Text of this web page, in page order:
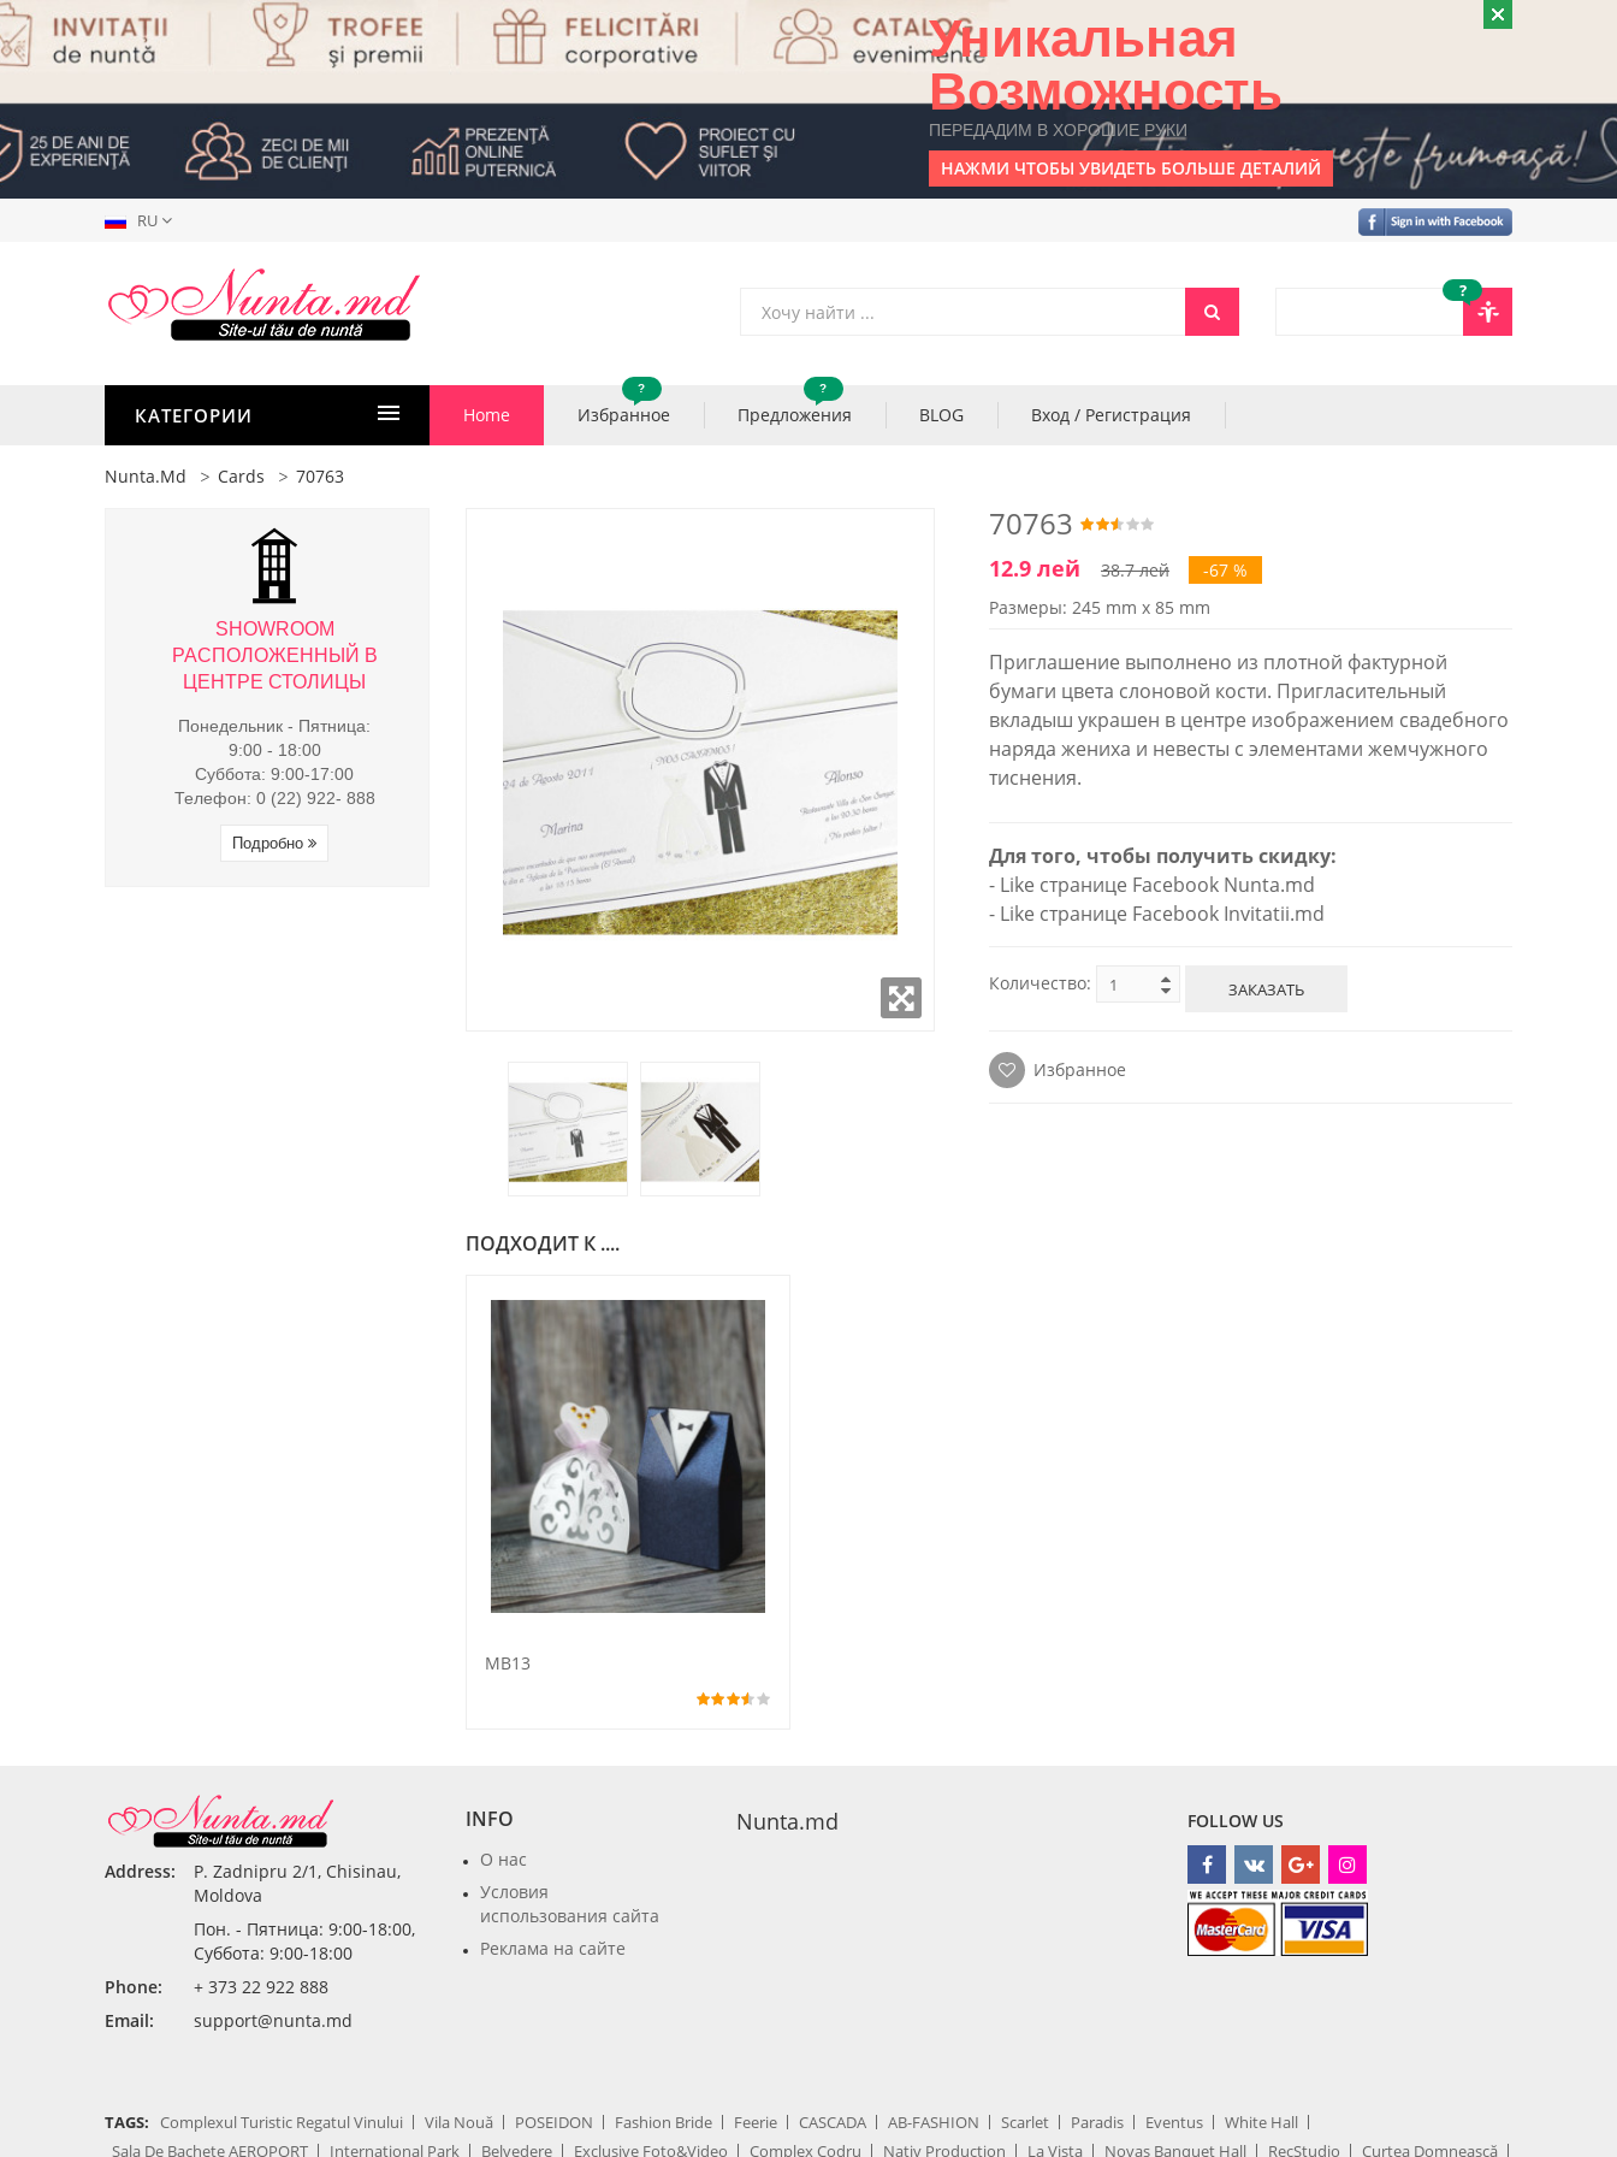
Уникальная
Возможность
ПЕРЕДАДИМ В ХОРОШИЕ РУКИ
НАЖМИ ЧТОБЫ УВИДЕТЬ БОЛЬШЕ ДЕТАЛИЙ
RU
?
КАТЕГОРИИ Home Избранное
?
Предложения
?
BLOG Вход / Регистрация
Nunta.md Cards 70763
70763
12.9 лей 38.7 лей
-67 %
Размеры: 245 mm x 85 mm
Приглашение выполнено из плотной фактурной
бумаги цвета слоновой кости. Пригласительный
вкладыш украшен в центре изображением свадебного
наряда жениха и невесты с элементами жемчужного
тиснения.
Для того, чтобы получить скидку:
- Like странице Facebook Nunta.md
- Like странице Facebook Invitatii.md
Количество: ЗАКАЗАТЬ
Избранное
ПОДХОДИТ К ....
MB13
SHOWROOM
РАСПОЛОЖЕННЫЙ В
ЦЕНТРЕ СТОЛИЦЫ
Понедельник - Пятница:
9:00 - 18:00
Суббота: 9:00-17:00
Телефон: 0 (22) 922- 888
Подробно
SHOWROOM
РАСПОЛОЖЕННЫЙ В
ЦЕНТРЕ СТОЛИЦЫ
Понедельник - Пятница:
9:00 - 18:00
Суббота: 9:00-17:00
Подробно
SHOWROOM
РАСПОЛОЖЕННЫЙ В
ЦЕНТРЕ СТОЛИЦЫ
Понедельник - Пятница:
Суббота: 9:00-17:00
Телефон: 0 (22) 922- 888
Подробно
Address:
P. Zadnipru 2/1, Chisinau,
Moldova
Пон. - Пятница: 9:00-18:00,
Суббота: 9:00-18:00
Phone:
+ 373 22 922 888
Email:
support@nunta.md
INFO
О нас
Условия
использования сайта
Реклама на сайте
Nunta.md FOLLOW US
TAGS: Complexul Turistic Regatul Vinului Vila Nouă POSEIDON Fashion Bride Feerie CASCADA AB-FASHION Scarlet Paradis Eventus
White Hall
Sala De Bachete AEROPORT
International Park Belvedere Exclusive Foto&Video Complex Codru Nativ Production La Vista Novas Banquet Hall RecStudio Curtea Domnească